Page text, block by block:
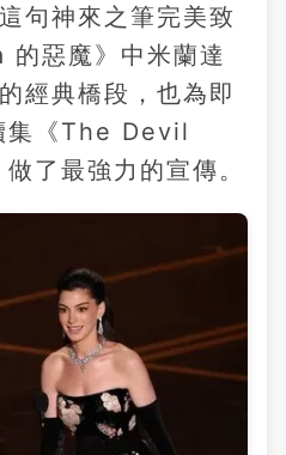
句神來之筆完美致
惡魔》中米蘭達
經典橋段，也為即
集《The Devil
了最強力的宣傳。